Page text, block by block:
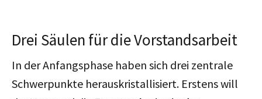
Drei Säulen für die Vorstandsarbeit
In der Anfangsphase haben sich drei zentrale
Schwerpunkte herauskristallisiert. Erstens will